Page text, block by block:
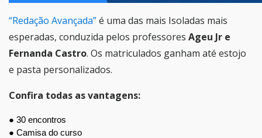
“Redação Avançada”é uma das mais Isoladas mais
esperadas, conduzida pelos professores Ageu Jr e
Fernanda Castro. Os matriculados ganham até estojo
e pasta personalizados.
Confira todas as vantagens:
● 30 encontros
● Camisa do curso